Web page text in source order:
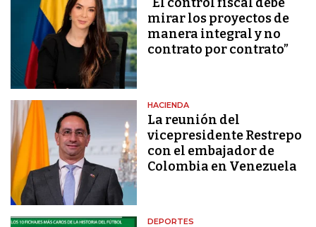
mirar los proyectos de
manera integral y no
contrato por contrato”
HACIENDA
La reunión del
vicepresidente Restrepo
con el embajador de
Colombia en Venezuela
DEPORTES